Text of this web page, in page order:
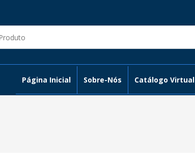
Página Inicial Sobre-Nós Catálogo Virtual